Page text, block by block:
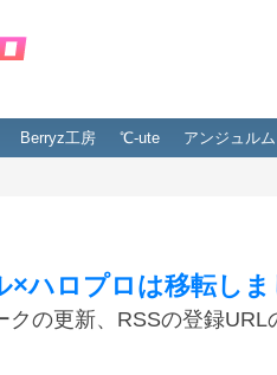
Berryz工房 ℃-ute アンジュルム
×ハロプロは移転しま
クの更新、RSSの登録URL